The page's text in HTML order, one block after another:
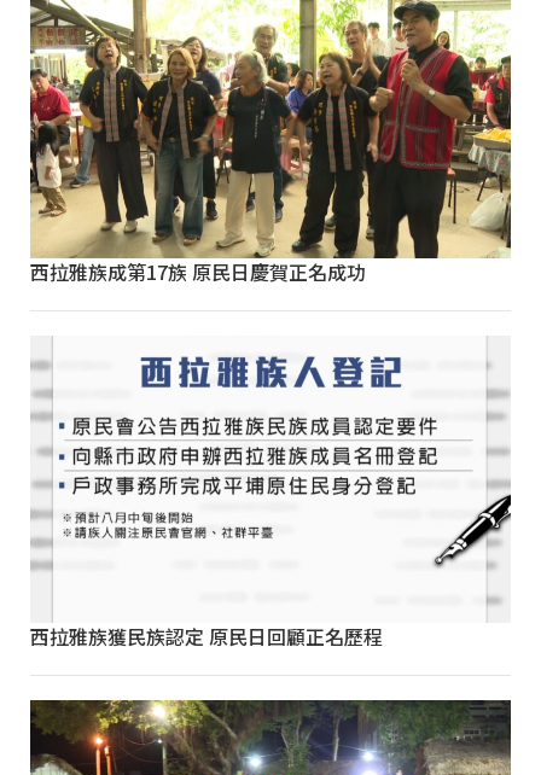
西拉雅族成第17族 原民日慶賀正名成功
西拉雅族獲民族認定 原民日回顧正名歷程